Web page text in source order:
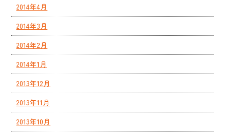
2014年4月
2014年3月
2014年2月
2014年1月
2013年12月
2013年11月
2013年10月